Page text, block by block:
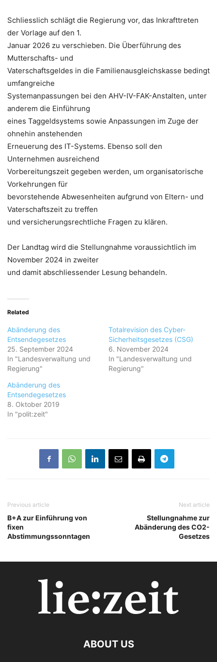
Schliesslich schlägt die Regierung vor, das Inkrafttreten
der Vorlage auf den 1.
Januar 2026 zu verschieben. Die Überführung des
Mutterschafts- und
Vaterschaftsgeldes in die Familienausgleichskasse bedingt
umfangreiche
Systemanpassungen bei den AHV-IV-FAK-Anstalten, unter
anderem die Einführung
eines Taggeldsystems sowie Anpassungen im Zuge der
ohnehin anstehenden
Erneuerung des IT-Systems. Ebenso soll den
Unternehmen ausreichend
Vorbereitungszeit gegeben werden, um organisatorische
Vorkehrungen für
bevorstehende Abwesenheiten aufgrund von Eltern- und
Vaterschaftszeit zu treffen
und versicherungsrechtliche Fragen zu klären.
Der Landtag wird die Stellungnahme voraussichtlich im
November 2024 in zweiter
und damit abschliessender Lesung behandeln.
Related
Abänderung des
Entsendegesetzes
25. September 2024
In "Landesverwaltung und
Regierung"
Totalrevision des Cyber-
Sicherheitsgesetzes (CSG)
6. November 2024
In "Landesverwaltung und
Regierung"
Abänderung des
Entsendegesetzes
8. Oktober 2019
In "polit:zeit"
Previous article
B+A zur Einführung von
fixen
Abstimmungssonntagen
Next article
Stellungnahme zur
Abänderung des CO2-
Gesetzes
ABOUT US